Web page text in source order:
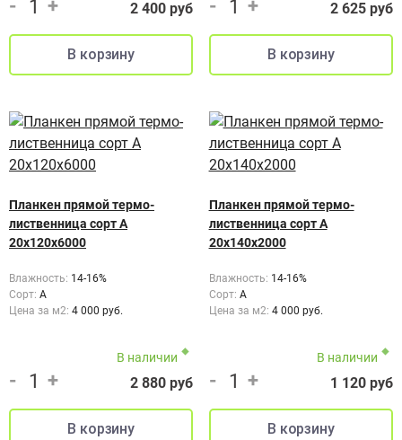
- + 2 400 руб - + 2 625 руб
Планкен прямой термо-
лиственница сорт А
20х120х6000
Влажность: 14-16%
Сорт: A
Цена за м2: 4 000 руб.
В наличии
- + 2 880 руб
Планкен прямой термо-
лиственница сорт А
20х140х2000
Влажность: 14-16%
Сорт: A
Цена за м2: 4 000 руб.
В наличии
- + 1 120 руб